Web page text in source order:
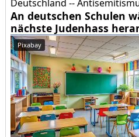
Deutschland --
An deutschen Schulen
nächste Judenhass
Pixabay